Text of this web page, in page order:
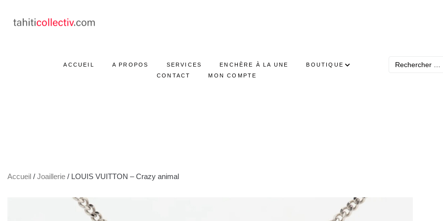
ACCUEIL A PROPOS SERVICES ENCHÈRE À LA UNE
BOUTIQUE
CONTACT
MON COMPTE
Accueil / Joaillerie / LOUIS VUITTON – Crazy animal